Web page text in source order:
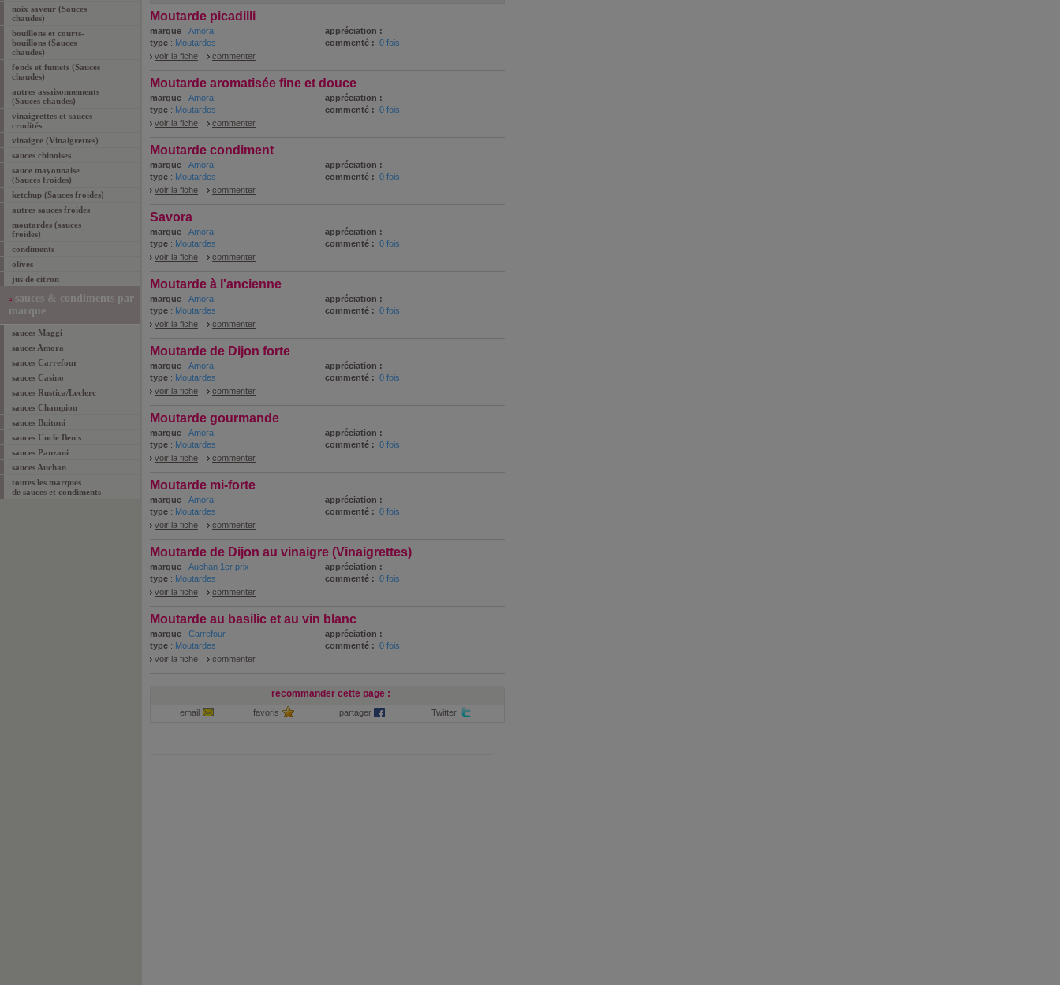
noix saveur (Sauces
chaudes)
bouillons et courts-
bouillons (Sauces
chaudes)
fonds et fumets (Sauces
chaudes)
autres assaisonnements
(Sauces chaudes)
vinaigrettes et sauces
crudités
vinaigre (Vinaigrettes)
sauces chinoises
sauce mayonnaise
(Sauces froides)
ketchup (Sauces froides)
autres sauces froides
moutardes (sauces
froides)
condiments
olives
jus de citron
sauces & condiments par
marque
sauces Maggi
sauces Amora
sauces Carrefour
sauces Casino
sauces Rustica/Leclerc
sauces Champion
sauces Buitoni
sauces Uncle Ben's
sauces Panzani
sauces Auchan
toutes les marques
de sauces et condiments
Moutarde picadilli
marque : Amora
appréciation :
type : Moutardes commenté : 0 fois
voir la fiche
commenter
Moutarde aromatisée fine et douce
marque : Amora
appréciation :
type : Moutardes commenté : 0 fois
voir la fiche
commenter
Moutarde condiment
marque : Amora
appréciation :
type : Moutardes commenté : 0 fois
voir la fiche
commenter
Savora
marque : Amora
appréciation :
type : Moutardes commenté : 0 fois
voir la fiche
commenter
Moutarde à l'ancienne
marque : Amora
appréciation :
type : Moutardes commenté : 0 fois
voir la fiche
commenter
Moutarde de Dijon forte
marque : Amora
appréciation :
type : Moutardes commenté : 0 fois
voir la fiche
commenter
Moutarde gourmande
marque : Amora
appréciation :
type : Moutardes commenté : 0 fois
voir la fiche
commenter
Moutarde mi-forte
marque : Amora
appréciation :
type : Moutardes commenté : 0 fois
voir la fiche
commenter
Moutarde de Dijon au vinaigre (Vinaigrettes)
marque : Auchan 1er prix
appréciation :
type : Moutardes commenté : 0 fois
voir la fiche
commenter
Moutarde au basilic et au vin blanc
marque : Carrefour
appréciation :
type : Moutardes commenté : 0 fois
voir la fiche
commenter
recommander cette page :
email favoris partager Twitter